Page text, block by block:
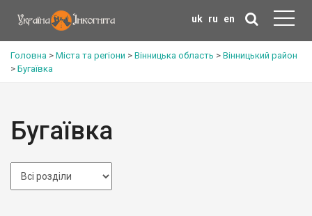
uk ru en
Головна > Міста та регіони > Вінницька область > Вінницький район
> Бугаївка
Бугаївка